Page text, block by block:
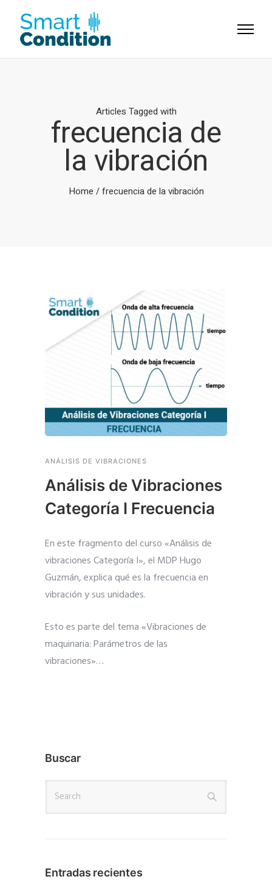
Articles Tagged with
frecuencia de
la vibración
Home / frecuencia de la vibración
ANÁLISIS DE VIBRACIONES
Análisis de Vibraciones
Categoría I Frecuencia
En este fragmento del curso «Análisis de
vibraciones Categoría I», el MDP Hugo
Guzmán, explica qué es la frecuencia en
vibración y sus unidades.
Esto es parte del tema «Vibraciones de
maquinaria: Parámetros de las
vibraciones»…
Buscar
Entradas recientes